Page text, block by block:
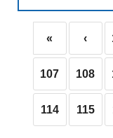
« ‹
107 108
114 115